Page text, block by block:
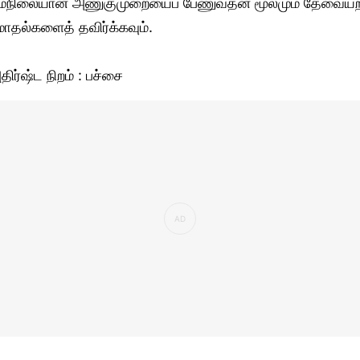
தவிர்க்கவும்.
நிறம் : பச்சை